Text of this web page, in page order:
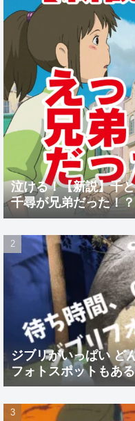
泣ける！【新説】千
千尋が兄弟だった！？
ジブリがいっぱい ど
フォトスポットもある